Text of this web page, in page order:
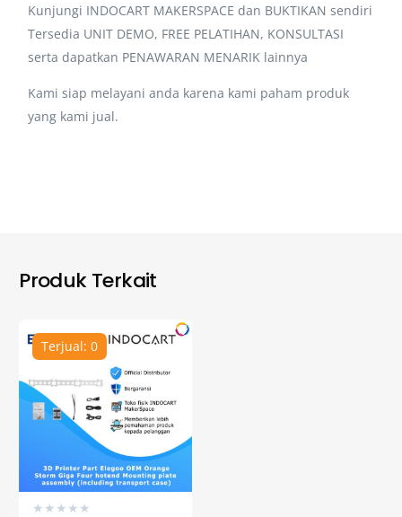
Kunjungi INDOCART MAKERSPACE dan BUKTIKAN sendiri
Tersedia UNIT DEMO, FREE PELATIHAN, KONSULTASI
serta dapatkan PENAWARAN MENARIK lainnya
Kami siap melayani anda karena kami paham produk
yang kami jual.
Produk Terkait
Terjual: 0
★ ★ ★ ★ ★